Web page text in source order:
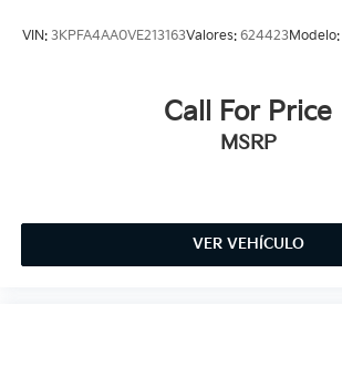
VIN: 3KPFA4AA0VE213163Valores: 624423Modelo:
Call For Price
MSRP
VER VEHÍCULO